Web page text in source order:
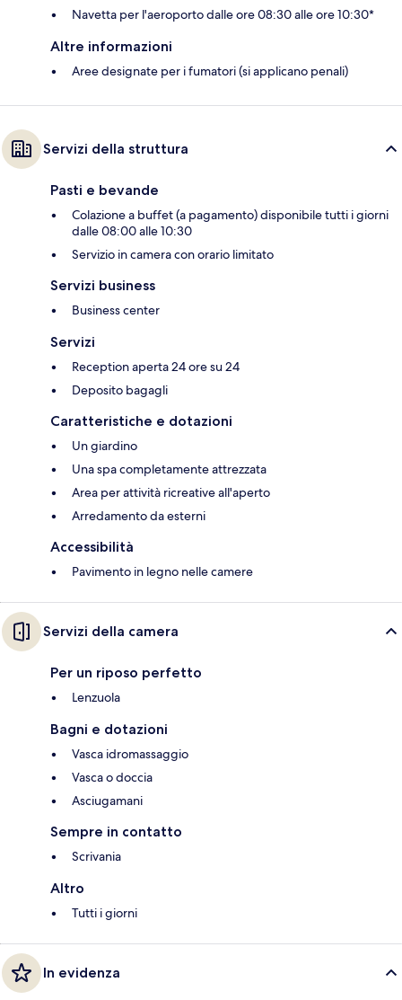
Navetta per l'aeroporto dalle ore 08:30 alle ore 10:30*
Altre informazioni
Aree designate per i fumatori (si applicano penali)
Servizi della struttura
Pasti e bevande
Colazione a buffet (a pagamento) disponibile tutti i giorni
dalle 08:00 alle 10:30
Servizio in camera con orario limitato
Servizi business
Business center
Servizi
Reception aperta 24 ore su 24
Deposito bagagli
Caratteristiche e dotazioni
Un giardino
Una spa completamente attrezzata
Area per attività ricreative all'aperto
Arredamento da esterni
Accessibilità
Pavimento in legno nelle camere
Servizi della camera
Per un riposo perfetto
Lenzuola
Bagni e dotazioni
Vasca idromassaggio
Vasca o doccia
Asciugamani
Sempre in contatto
Scrivania
Altro
Tutti i giorni
In evidenza